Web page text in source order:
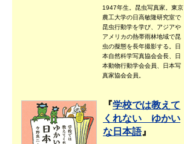
1947年生。昆虫写真家。東京
農工大学の日高敏隆研究室で
昆虫行動学を学び、アジアや
アメリカの熱帯雨林地域で昆
虫の擬態を長年撮影する。日
本自然科学写真協会会長、日
本動物行動学会会員、日本写
真家協会会員。
『学校では教えて
くれない ゆかい
な日本語』